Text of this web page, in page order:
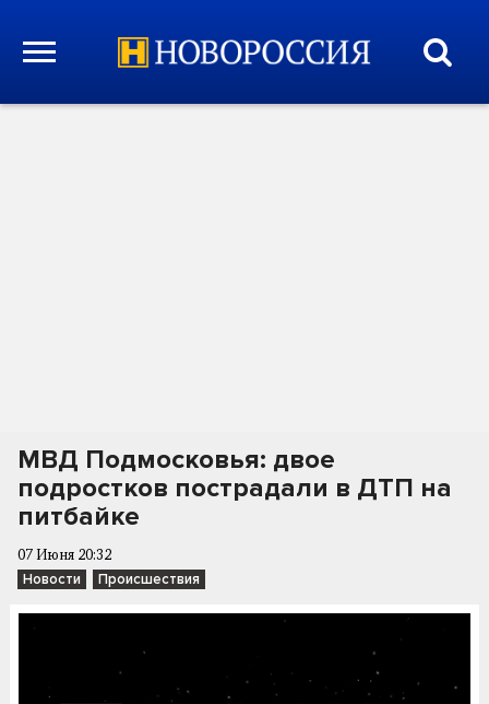
МВД Подмосковья: двое
подростков пострадали в ДТП на
питбайке
07 Июня 20:32
Новости Происшествия